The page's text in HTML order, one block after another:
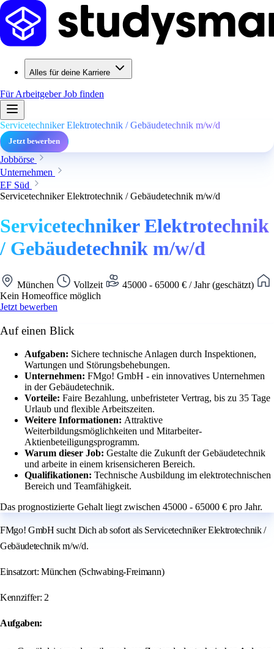
Alles für deine Karriere
Für ArbeitgeberJob finden
Servicetechniker Elektrotechnik / Gebäudetechnik m/w/d
Jetzt bewerben
Jobbörse
Unternehmen
EF Süd
Servicetechniker Elektrotechnik / Gebäudetechnik m/w/d
Servicetechniker Elektrotechnik
/ Gebäudetechnik m/w/d
München Vollzeit
45000 - 65000 € / Jahr (geschätzt)
Kein Homeoffice möglich
Jetzt bewerben
Auf einen Blick
Aufgaben: Sichere technische Anlagen durch Inspektionen,
Wartungen und Störungsbehebungen.
Unternehmen: FMgo! GmbH - ein innovatives Unternehmen
in der Gebäudetechnik.
Vorteile: Faire Bezahlung, unbefristeter Vertrag, bis zu 35 Tage
Urlaub und flexible Arbeitszeiten.
Weitere Informationen: Attraktive
Weiterbildungsmöglichkeiten und Mitarbeiter-
Aktienbeteiligungsprogramm.
Warum dieser Job: Gestalte die Zukunft der Gebäudetechnik
und arbeite in einem krisensicheren Bereich.
Qualifikationen: Technische Ausbildung im elektrotechnischen
Bereich und Teamfähigkeit.
Das prognostizierte Gehalt liegt zwischen 45000 - 65000 € pro Jahr.
FMgo! GmbH sucht Dich ab sofort als Servicetechniker Elektrotechnik /
Gebäudetechnik m/w/d.
Einsatzort: München (Schwabing-Freimann)
Kennziffer: 2
Aufgaben: